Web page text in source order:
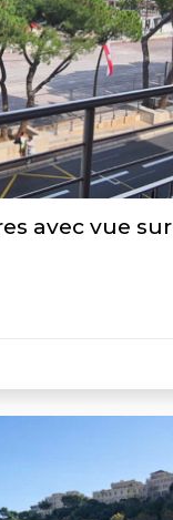
avec vue